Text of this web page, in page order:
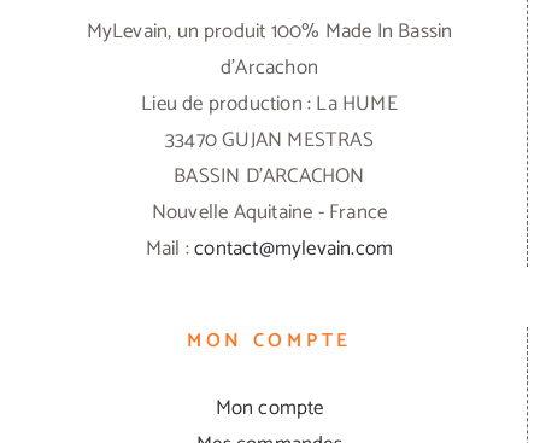
MyLevain, un produit 100% Made In Bassin
d'Arcachon
Lieu de production : La HUME
33470 GUJAN MESTRAS
BASSIN D'ARCACHON
Nouvelle Aquitaine - France
Mail :contact@mylevain.com
MON COMPTE
Mon compte